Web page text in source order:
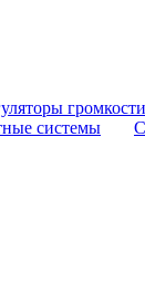
громкости
системы